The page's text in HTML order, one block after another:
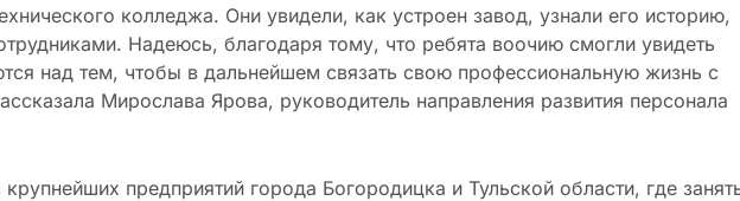
колледжа. Они увидели, как устроен завод, узнали его историю,
Надеюсь, благодаря тому, что ребята воочию смогли увидеть
над тем, чтобы в дальнейшем связать свою профессиональную жизнь с
Мирослава Ярова, руководитель направления развития персонала
предприятий города Богородицка и Тульской области, где